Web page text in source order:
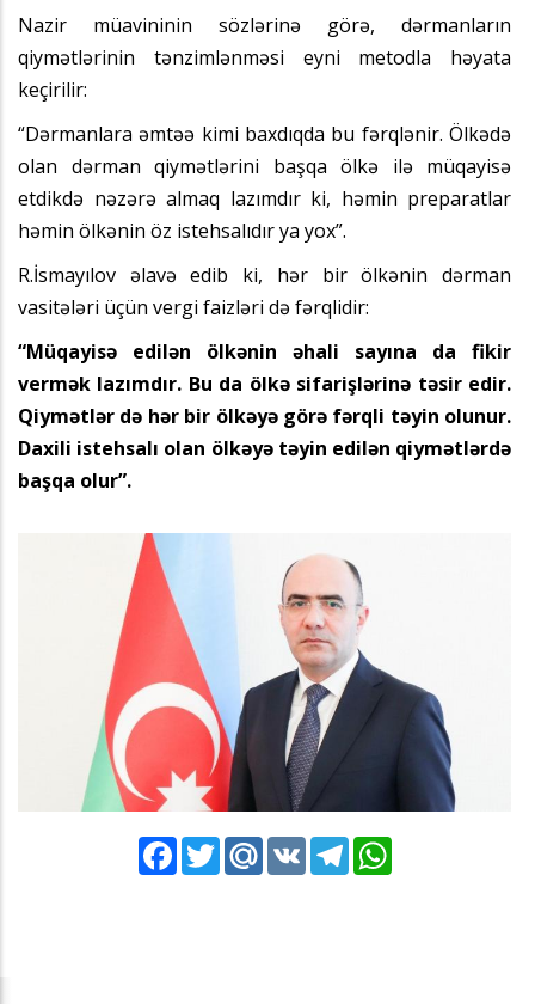
Nazir müavininin sözlərinə görə, dərmanların
qiymətlərinin tənzimlənməsi eyni metodla həyata
keçirilir:
“Dərmanlara əmtəə kimi baxdıqda bu fərqlənir. Ölkədə
olan dərman qiymətlərini başqa ölkə ilə müqayisə
etdikdə nəzərə almaq lazımdır ki, həmin preparatlar
həmin ölkənin öz istehsalıdır ya yox”.
R.İsmayılov əlavə edib ki, hər bir ölkənin dərman
vasitələri üçün vergi faizləri də fərqlidir:
“Müqayisə edilən ölkənin əhali sayına da fikir
vermək lazımdır. Bu da ölkə sifarişlərinə təsir edir.
Qiymətlər də hər bir ölkəyə görə fərqli təyin olunur.
Daxili istehsalı olan ölkəyə təyin edilən qiymətlərdə
başqa olur”.
FacebookTwitterMail.RuVK Telegram